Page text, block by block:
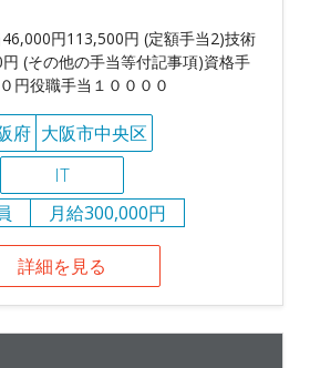
円113,500円 (定額手当2)技術
(その他の手当等付記事項)資格手
円役職手当１００００
府 大阪市中央区
IT
月給300,000円
詳細を見る